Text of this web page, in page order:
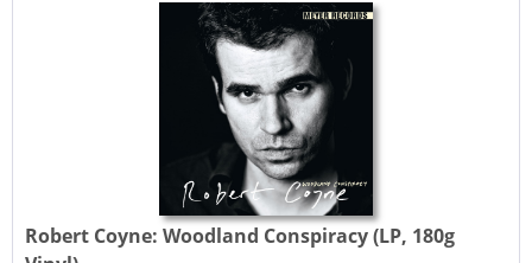
Robert Coyne:Woodland Conspiracy (LP, 180g